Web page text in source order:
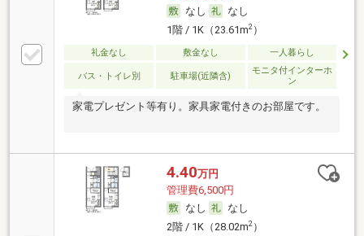
なし
なし
1階 / 1K（23.61m2）
礼金なし 敷金なし 一人暮らし
バス・トイレ別 駐車場(近隣含)
モニタ付インターホ
ン
家電プレゼント等有り。家具家電付きのお部屋です。
4.40万円
管理費6,500円
なし
なし
2階 / 1K（28.02m2）